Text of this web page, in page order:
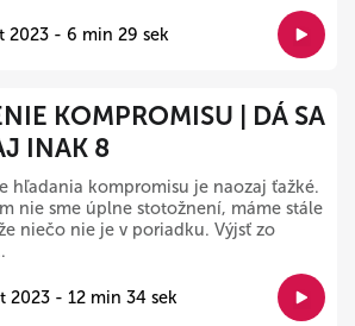
2023 - 6 min 29 sek
KOMPROMISU | DÁ SA
INAK 8
hľadania kompromisu je naozaj ťažké.
nie sme úplne stotožnení, máme stále
niečo nie je v poriadku. Výjsť zo
2023 - 12 min 34 sek